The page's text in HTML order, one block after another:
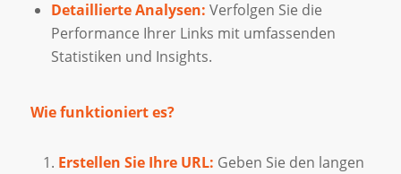
Detaillierte Analysen: Verfolgen Sie die
Performance Ihrer Links mit umfassenden
Statistiken und Insights.
Wie funktioniert es?
Erstellen Sie Ihre URL: Geben Sie den langen